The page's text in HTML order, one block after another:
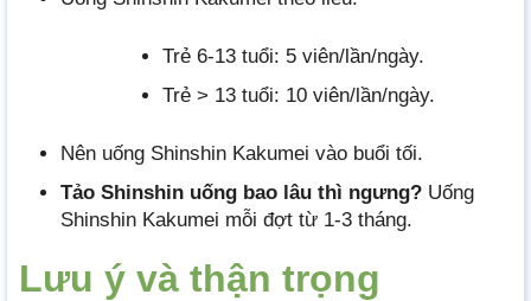
Trẻ 6-13 tuổi: 5 viên/lần/ngày.
Trẻ > 13 tuổi: 10 viên/lần/ngày.
Nên uống Shinshin Kakumei vào buổi tối.
Tảo Shinshin uống bao lâu thì ngưng? Uống
Shinshin Kakumei mỗi đợt từ 1-3 tháng.
Lưu ý và thận trọng